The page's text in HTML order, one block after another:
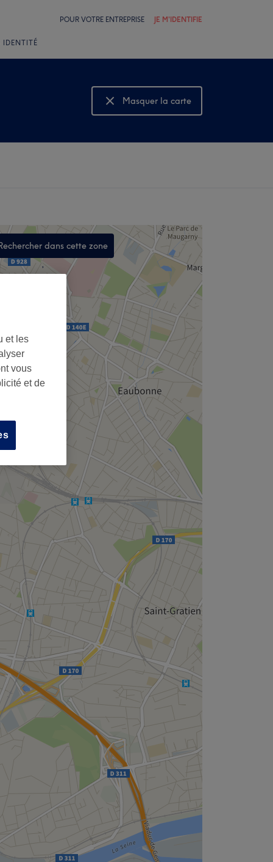
POUR VOTRE ENTREPRISE JE M'IDENTIFIE
IDENTITÉ
Masquer la carte
Montrer la carte
dans cette zone
,
et les
vous
et de